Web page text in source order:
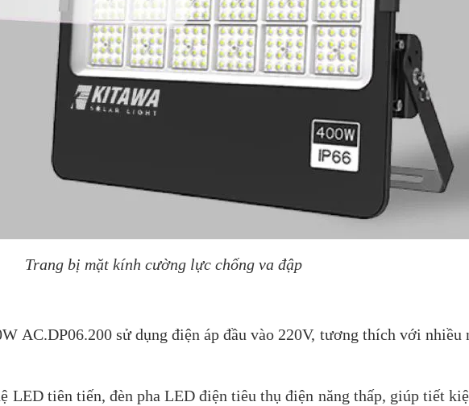
Trang bị mặt kính cường lực chống va đập
AC.DP06.200 sử dụng điện áp đầu vào 220V, tương thích với nhiều
LED tiên tiến, đèn pha LED điện tiêu thụ điện năng thấp, giúp tiết